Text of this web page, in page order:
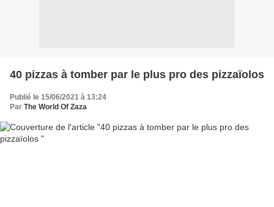
40 pizzas à tomber par le plus pro des pizzaïolos
Publié le 15/06/2021 à 13:24
Par The World Of Zaza